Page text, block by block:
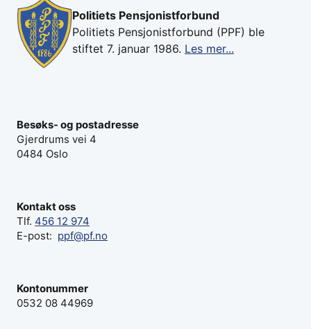
Politiets Pensjonistforbund
Politiets Pensjonistforbund (PPF) ble
stiftet 7. januar 1986. Les mer...
Besøks- og postadresse
Gjerdrums vei 4
0484 Oslo
Kontakt oss
Tlf. 456 12 974
E-post: ppf@pf.no
Kontonummer
0532 08 44969